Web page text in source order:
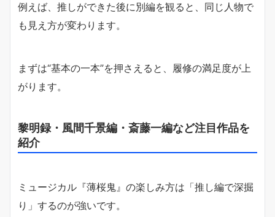
例えば、推しができた後に別編を観ると、同じ人物で
も見え方が変わります。
まずは“基本の一本”を押さえると、履修の満足度が上
がります。
黎明録・風間千景編・斎藤一編など注目作品を
紹介
ミュージカル『薄桜鬼』の楽しみ方は「推し編で深掘
り」するのが強いです。